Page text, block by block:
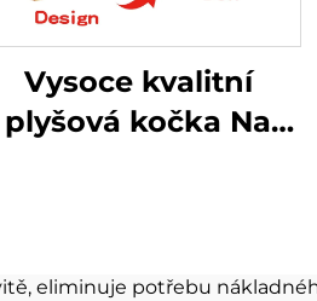
Vysoce kvalitní
plyšová kočka Na
eliminuje potřebu